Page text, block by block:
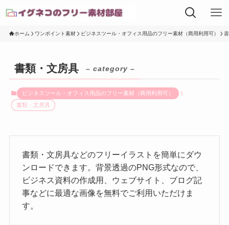
ホーム ワンポイント素材 ビジネスツール・オフィス用品のフリー素材（商用利用可）
書類・文房具 – category –
ビジネスツール・オフィス用品のフリー素材（商用利用可）
書類・文房具
書類・文房具などのフリーイラストを簡単にダウ
ンロードできます。背景透過のPNG形式なので、
ビジネス資料の作成用、ウェブサイト、ブログ記
事などに最適な画像を無料でご利用いただけま
す。